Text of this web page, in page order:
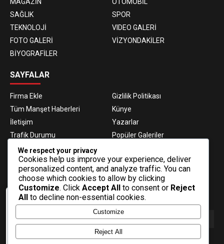
Veri politikasındaki amaçlarla sınırlı ve
mevzuata uygun şekilde çerez
konumlandırmaktayız. Detaylar için veri
politikamızı inceleyebilirsiniz.
SAĞLIK
SPOR
TEKNOLOJİ
VIDEO GALERİ
FOTO GALERİ
VİZYONDAKİLER
BİYOGRAFİLER
SAYFALAR
Firma Ekle
Gizlilik Politikası
Tüm Manşet Haberleri
Künye
İletişim
Yazarlar
Trafik Durumu
Popüler Galeriler
Nöbetçi Eczaneler
Hava Durumu
Haber Gönder
Gazeteler
Fikstür
E-BÜLTEN ABONELİĞİ
E-Bülten aboneliği ile haberlere daha hızlı erişin.
We respect your privacy
Cookies help us improve your experience, deliver
personalized content, and analyze traffic. You can
choose which cookies to allow by clicking
Customize. Click Accept All to consent or Reject
All to decline non-essential cookies.
Customize
Reject All